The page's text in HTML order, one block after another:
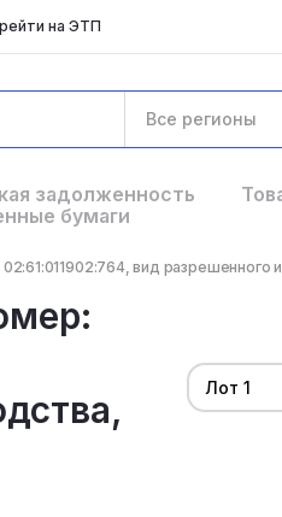
на ЭТП
Все регионы
задолженность
бумаги
вид разрешенного
Лот 1